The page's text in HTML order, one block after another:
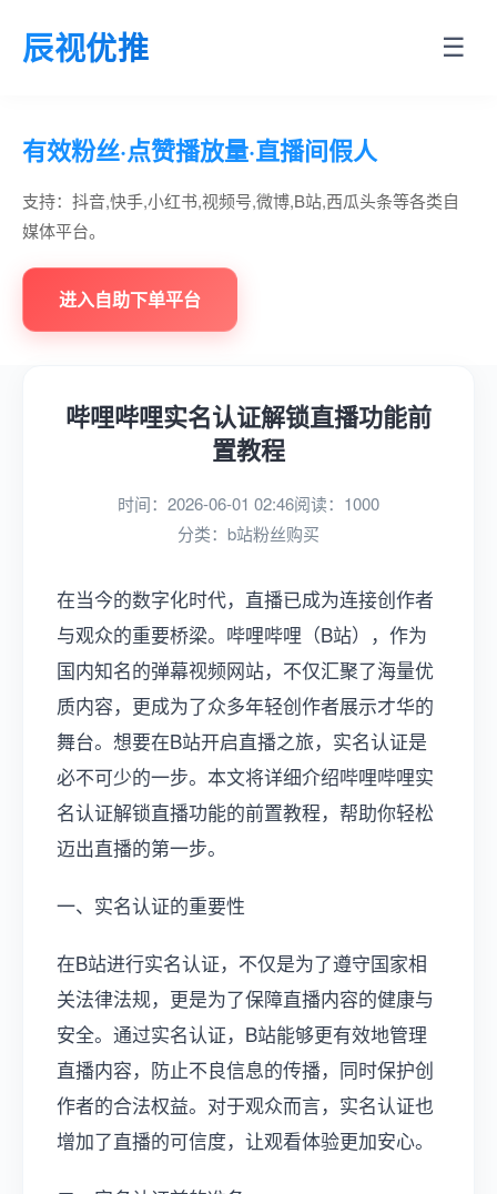
辰视优推 ☰
有效粉丝·点赞播放量·直播间假人
支持：抖音,快手,小红书,视频号,微博,B站,西瓜头条等各类自
媒体平台。
进入自助下单平台
哔哩哔哩实名认证解锁直播功能前
置教程
时间：2026-06-01 02:46阅读：1000
分类： b站粉丝购买
在当今的数字化时代，直播已成为连接创作者
与观众的重要桥梁。哔哩哔哩（B站），作为
国内知名的弹幕视频网站，不仅汇聚了海量优
质内容，更成为了众多年轻创作者展示才华的
舞台。想要在B站开启直播之旅，实名认证是
必不可少的一步。本文将详细介绍哔哩哔哩实
名认证解锁直播功能的前置教程，帮助你轻松
迈出直播的第一步。
一、实名认证的重要性
在B站进行实名认证，不仅是为了遵守国家相
关法律法规，更是为了保障直播内容的健康与
安全。通过实名认证，B站能够更有效地管理
直播内容，防止不良信息的传播，同时保护创
作者的合法权益。对于观众而言，实名认证也
增加了直播的可信度，让观看体验更加安心。